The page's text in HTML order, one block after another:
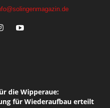
die Wipperaue:
für Wiederaufbau erteilt